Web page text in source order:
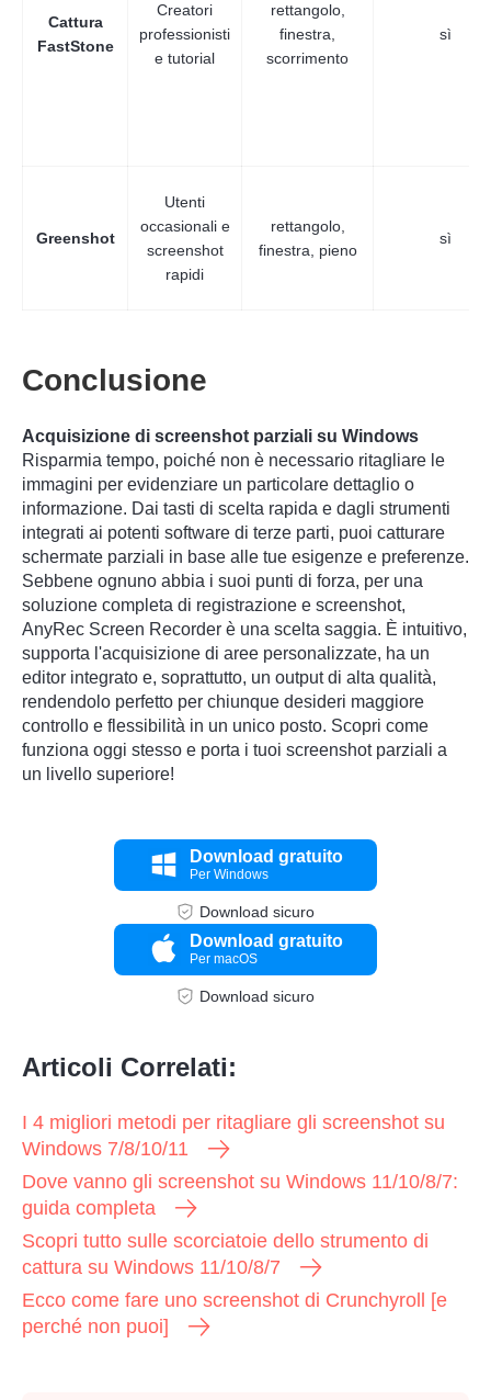
Passaggio
3.
Cattura
FastStone
Creatori
professionisti
e tutorial
rettangolo,
finestra,
scorrimento
sì
Greenshot
Utenti
occasionali e
screenshot
rapidi
rettangolo,
finestra, pieno
sì
Conclusione
Acquisizione di screenshot parziali su Windows
Risparmia tempo, poiché non è necessario ritagliare le
immagini per evidenziare un particolare dettaglio o
informazione. Dai tasti di scelta rapida e dagli strumenti
integrati ai potenti software di terze parti, puoi catturare
schermate parziali in base alle tue esigenze e preferenze.
Sebbene ognuno abbia i suoi punti di forza, per una
soluzione completa di registrazione e screenshot,
AnyRec Screen Recorder è una scelta saggia. È intuitivo,
supporta l'acquisizione di aree personalizzate, ha un
editor integrato e, soprattutto, un output di alta qualità,
rendendolo perfetto per chiunque desideri maggiore
controllo e flessibilità in un unico posto. Scopri come
funziona oggi stesso e porta i tuoi screenshot parziali a
un livello superiore!
Download gratuito
Per Windows
Download sicuro
Download gratuito
Per macOS
Download sicuro
Articoli Correlati:
I 4 migliori metodi per ritagliare gli screenshot su
Windows 7/8/10/11
Dove vanno gli screenshot su Windows 11/10/8/7:
guida completa
Scopri tutto sulle scorciatoie dello strumento di
cattura su Windows 11/10/8/7
Ecco come fare uno screenshot di Crunchyroll [e
perché non puoi]